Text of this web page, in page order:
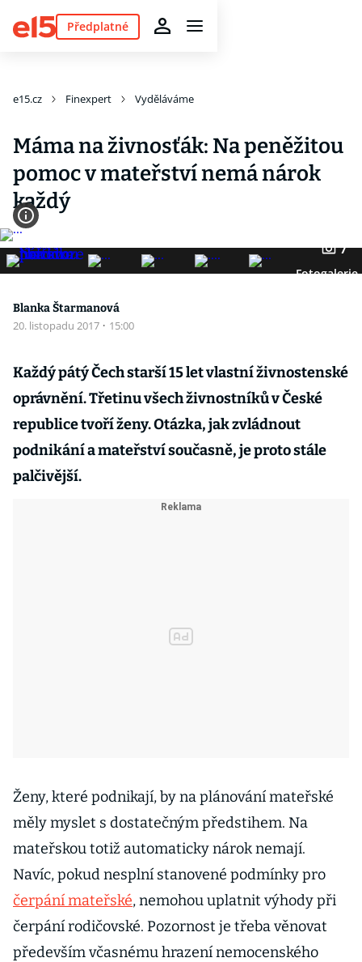
Předplatné
e15.cz Finexpert Vyděláváme
Máma na živnosťák: Na peněžitou
pomoc v mateřství nemá nárok
každý
7
Fotogalerie
Blanka Štarmanová
20. listopadu 2017 · 15:00
Každý pátý Čech starší 15 let vlastní živnostenské
oprávnění. Třetinu všech živnostníků v České
republice tvoří ženy. Otázka, jak zvládnout
podnikání a mateřství současně, je proto stále
palčivější.
Ženy, které podnikají, by na plánování mateřské
měly myslet s dostatečným předstihem. Na
mateřskou totiž automaticky nárok nemají.
Navíc, pokud nesplní stanovené podmínky pro
čerpání mateřské, nemohou uplatnit výhody při
čerpání rodičovské. Pozornost je třeba věnovat
především včasnému hrazení nemocenského